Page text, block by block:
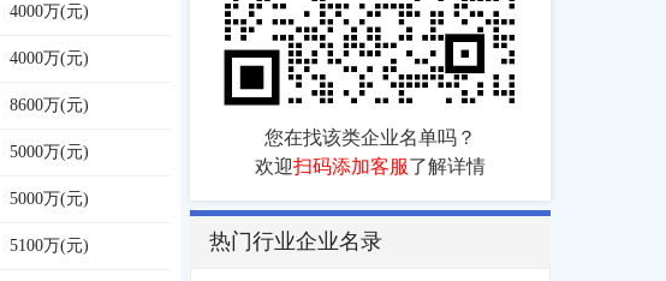
4000万(元)
4000万(元)
8600万(元)
5000万(元)
5000万(元)
5100万(元)
您在找该类企业名单吗？
欢迎扫码添加客服了解详情
热门行业企业名录